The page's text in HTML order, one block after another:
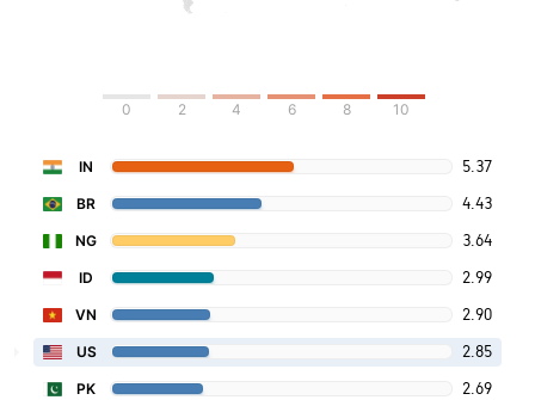
0 2 4 6 8 10
IN 5.37
BR 4.43
NG 3.64
ID 2.99
VN 2.90
US 2.85
PK 2.69